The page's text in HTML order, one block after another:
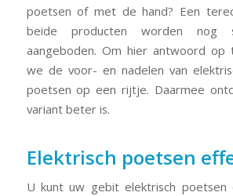
poetsen of met de hand? Een
beide producten worden nog
aangeboden. Om hier antwoord op
we de voor- en nadelen van
poetsen op een rijtje. Daarmee
variant beter is.
Elektrisch poetsen
U kunt uw gebit elektrisch